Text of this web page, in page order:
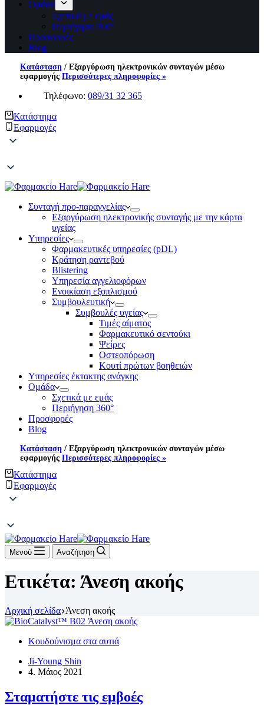
Ομάδα
Σχετικά με εμάς
Περιήγηση 360°
Προσφορές
Blog
Κατάσταση / Εξαργύρωση ηλεκτρονικών συνταγών μέσω
εφαρμογής Περισσότερες πληροφορίες »
Τηλέφωνο: 089/31 32 365
Κατάστημα
Εφαρμογές
Συνταγή προ-παραγγελίας
Εξαργύρωση ηλεκτρονικής συνταγής με την κάρτα
υγείας
Υπηρεσίες
Φαρμακευτικές υπηρεσίες (pDL)
Κράτηση ραντεβού
Blistering
Υπηρεσία αγγελιοφόρων
Ενοικίαση εξοπλισμού
Συμβουλευτική
Συμβουλές υγείας
Τιμές αίματος
Φαρμακευτικό σεντούκι
Ψείρες
Οστεοπόρωση
Κουτί πρώτων βοηθειών
Υπηρεσίες έκτακτης ανάγκης
Ομάδα
Σχετικά με εμάς
Περιήγηση 360°
Προσφορές
Blog
Κατάσταση / Εξαργύρωση ηλεκτρονικών συνταγών μέσω
εφαρμογής Περισσότερες πληροφορίες »
Κατάστημα
Εφαρμογές
Μενού Αναζήτηση
Ετικέτα: Άνεση ακοής
Αρχική σελίδα Άνεση ακοής
Κουδούνισμα στα αυτιά
Ji-Young Shin
4. Μάιος 2021
Σταματήστε τις εμβοές